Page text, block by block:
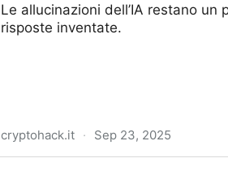
Le allucinazioni dell’IA restano
risposte inventate.
cryptohack.it · Sep 23, 2025